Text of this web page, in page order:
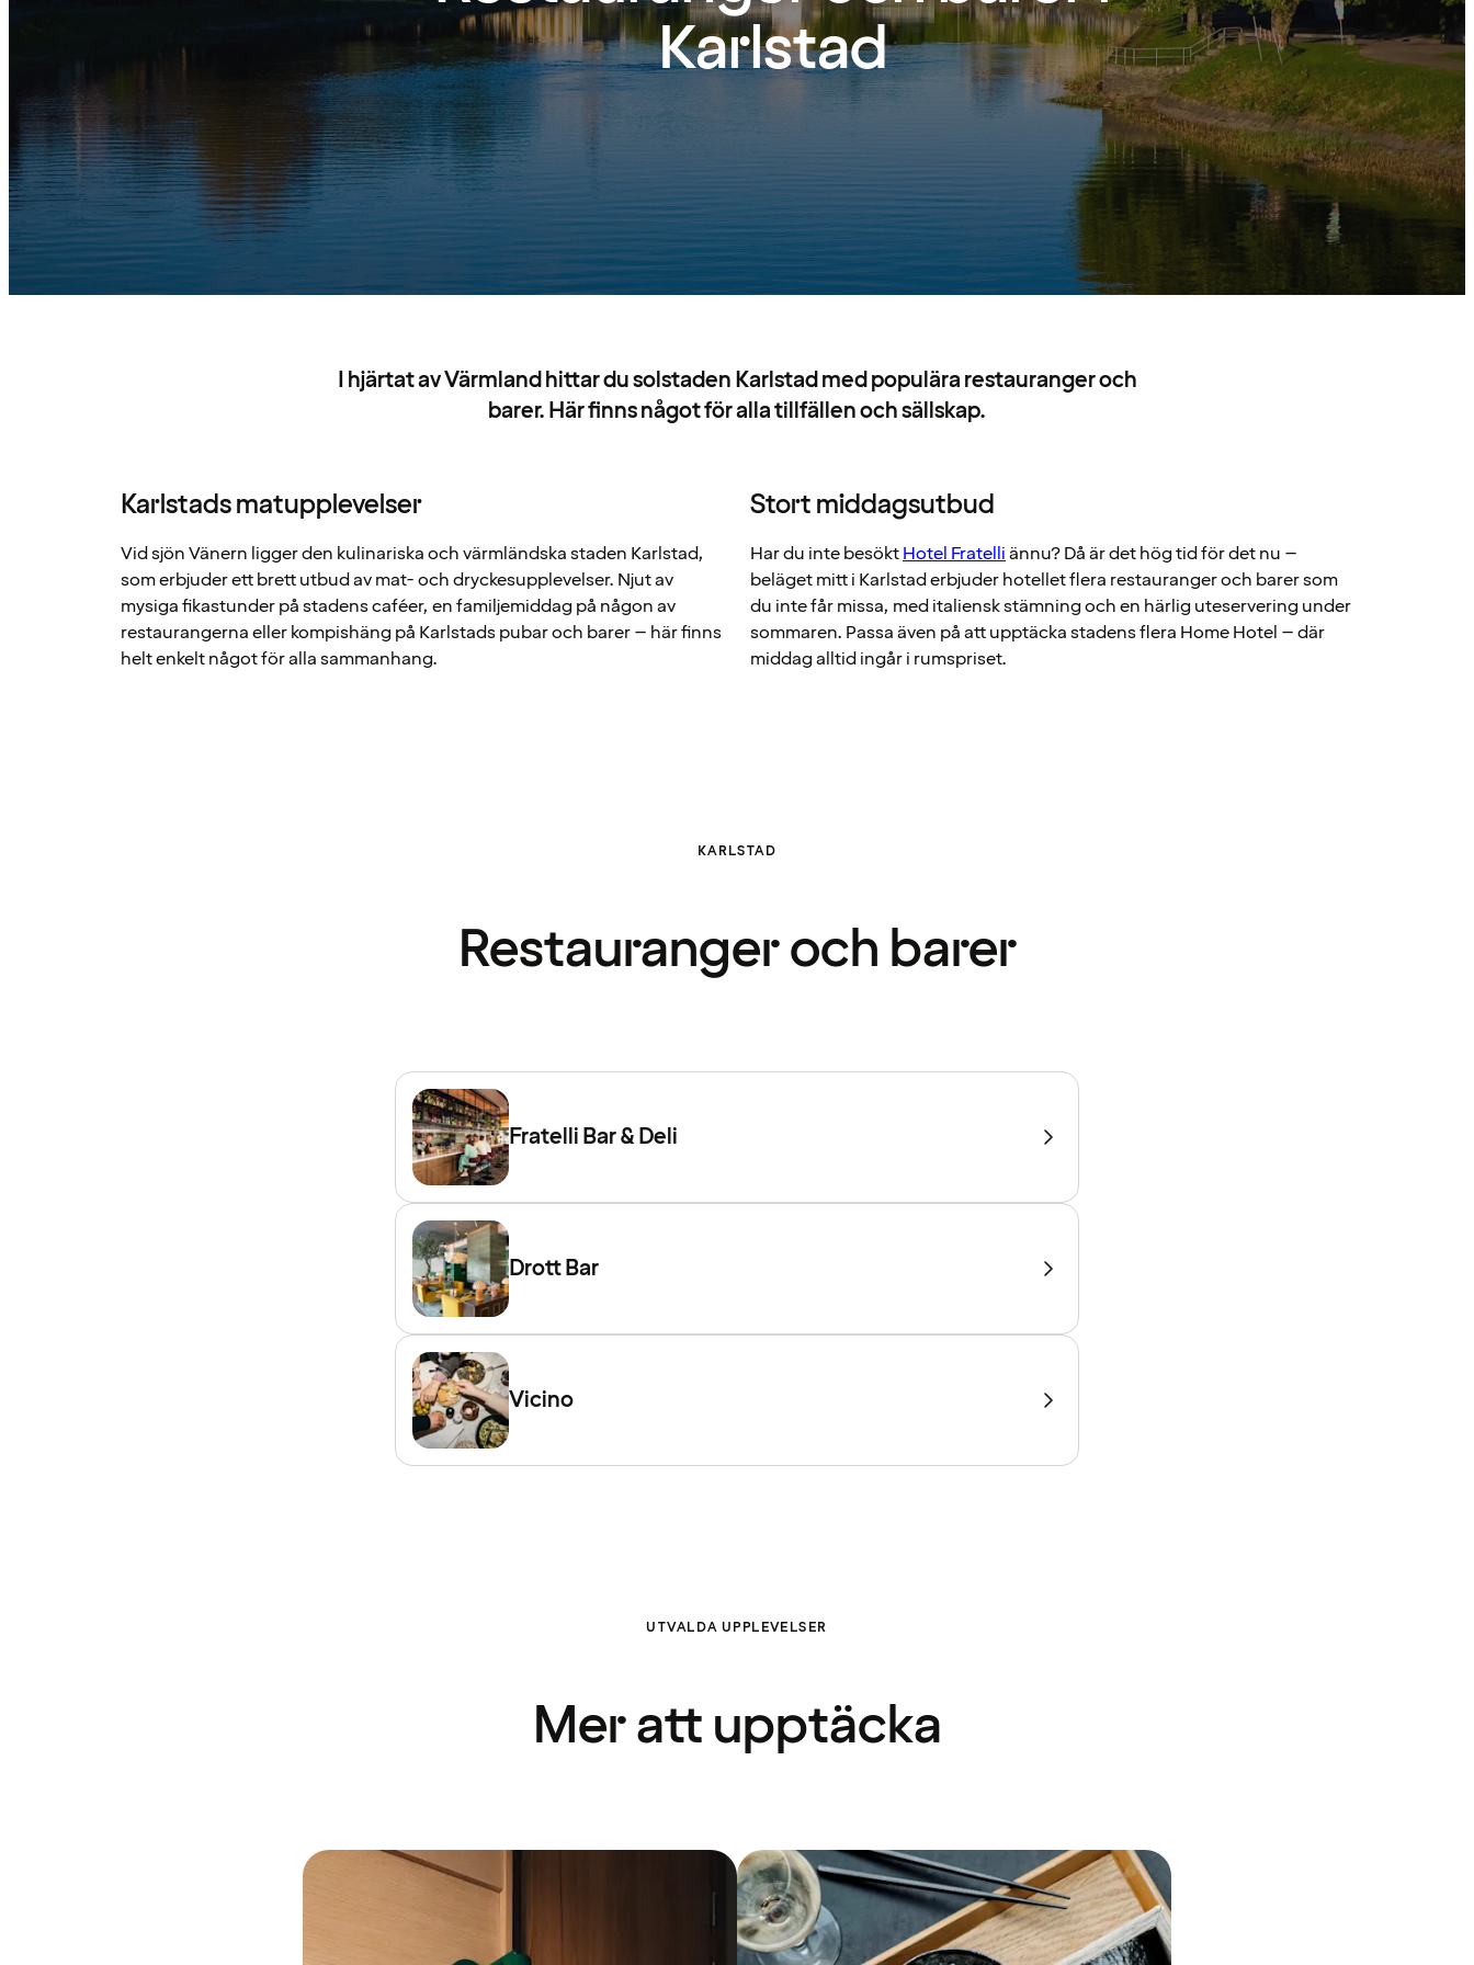
Karlstad
I hjärtat av Värmland hittar du solstaden Karlstad med populära restauranger och
barer. Här finns något för alla tillfällen och sällskap.
Karlstads matupplevelser
Vid sjön Vänern ligger den kulinariska och värmländska staden Karlstad,
som erbjuder ett brett utbud av mat- och dryckesupplevelser. Njut av
mysiga fikastunder på stadens caféer, en familjemiddag på någon av
restaurangerna eller kompishäng på Karlstads pubar och barer – här finns
helt enkelt något för alla sammanhang.
Stort middagsutbud
Har du inte besöktHotel Fratelliännu? Då är det hög tid för det nu –
beläget mitt i Karlstad erbjuder hotellet flera restauranger och barer som
du inte får missa, med italiensk stämning och en härlig uteservering under
sommaren. Passa även på att upptäcka stadens flera Home Hotel – där
middag alltid ingår i rumspriset.
KARLSTAD
Restauranger och barer
Fratelli Bar & Deli
Drott Bar
Vicino
UTVALDA UPPLEVELSER
Mer att upptäcka